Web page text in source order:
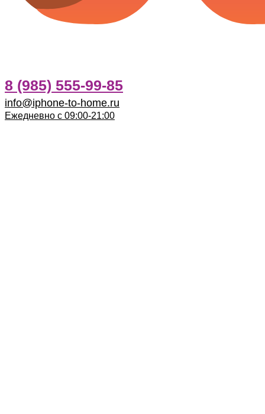
8 (985) 555-99-85
info@iphone-to-home.ru
Ежедневно с 09:00-21:00